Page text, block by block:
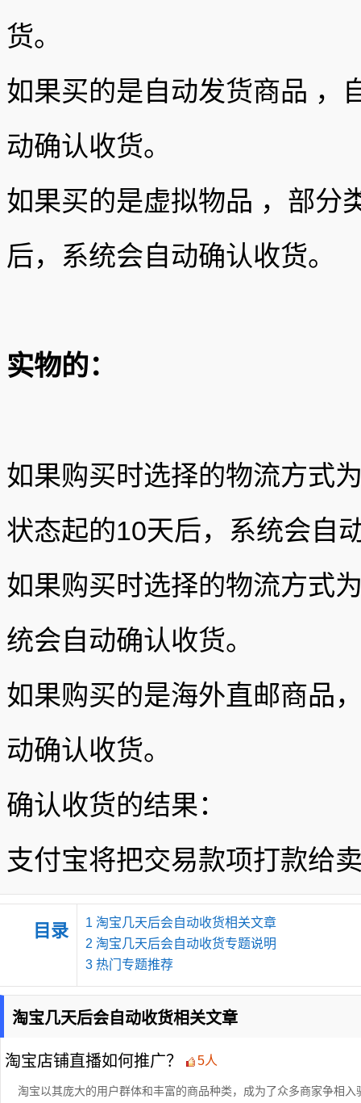
货。
如果买的是自动发货商品 ，
动确认收货。
如果买的是虚拟物品 ，部分
后，系统会自动确认收货。
实物的：
如果购买时选择的物流方式
状态起的10天后，系统会自
如果购买时选择的物流方式
统会自动确认收货。
如果购买的是海外直邮商品
动确认收货。
确认收货的结果：
支付宝将把交易款项打款给
目录 1 淘宝几天后会自动收货相关文章
2 淘宝几天后会自动收货专题说明
3 热门专题推荐
淘宝几天后会自动收货相关文章
淘宝店铺直播如何推广？ 5人
淘宝以其庞大的用户群体和丰富的商品种类，成为了众多商家争相